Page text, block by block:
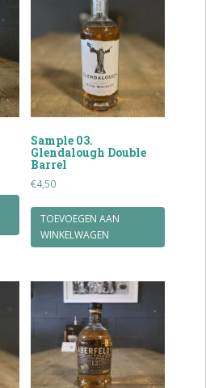
Sample 03.
Glendalough Double
Barrel
€4,50
TOEVOEGEN AAN
WINKELWAGEN